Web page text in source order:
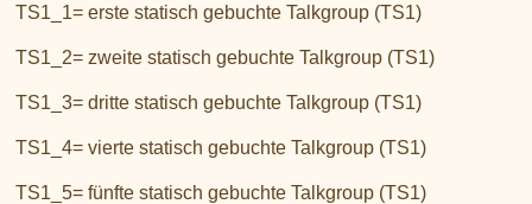
TS1_1= erste statisch gebuchte Talkgroup (TS1)
TS1_2= zweite statisch gebuchte Talkgroup (TS1)
TS1_3= dritte statisch gebuchte Talkgroup (TS1)
TS1_4= vierte statisch gebuchte Talkgroup (TS1)
TS1_5= fünfte statisch gebuchte Talkgroup (TS1)